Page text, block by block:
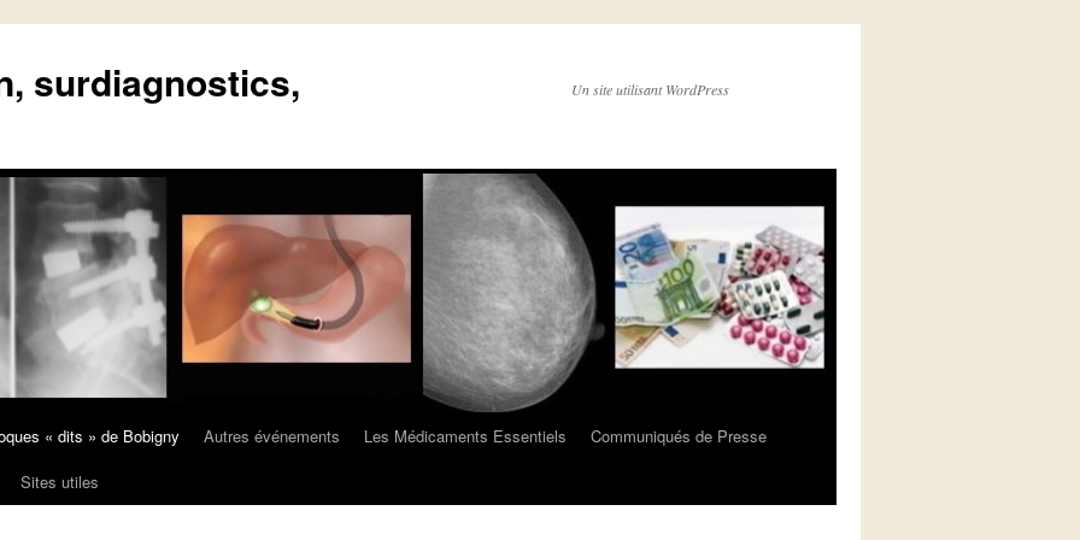
surdiagnostics,
Un site utilisant WordPress
« dits » de Bobigny Autres événements Les Médicaments Essentiels
Communiqués de Presse
Sites utiles